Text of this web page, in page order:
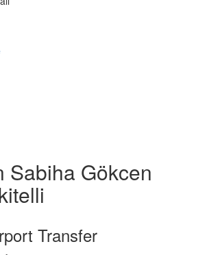
Sabiha Gökcen
Transfer